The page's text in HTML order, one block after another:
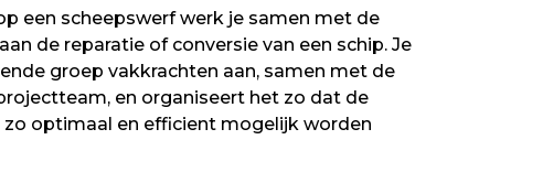
een scheepswerf werk je samen met de
de reparatie of conversie van een schip. Je
groep vakkrachten aan, samen met de
en organiseert het zo dat de
optimaal en efficient mogelijk worden